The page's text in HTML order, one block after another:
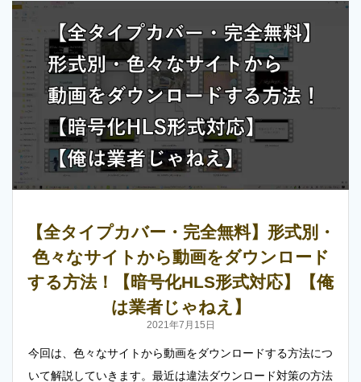
【全タイプカバー・完全無料】形式別・
色々なサイトから動画をダウンロード
する方法！【暗号化HLS形式対応】【俺
は業者じゃねえ】
2021年7月15日
今回は、色々なサイトから動画をダウンロードする方法につ
いて解説していきます。最近は違法ダウンロード対策の方法